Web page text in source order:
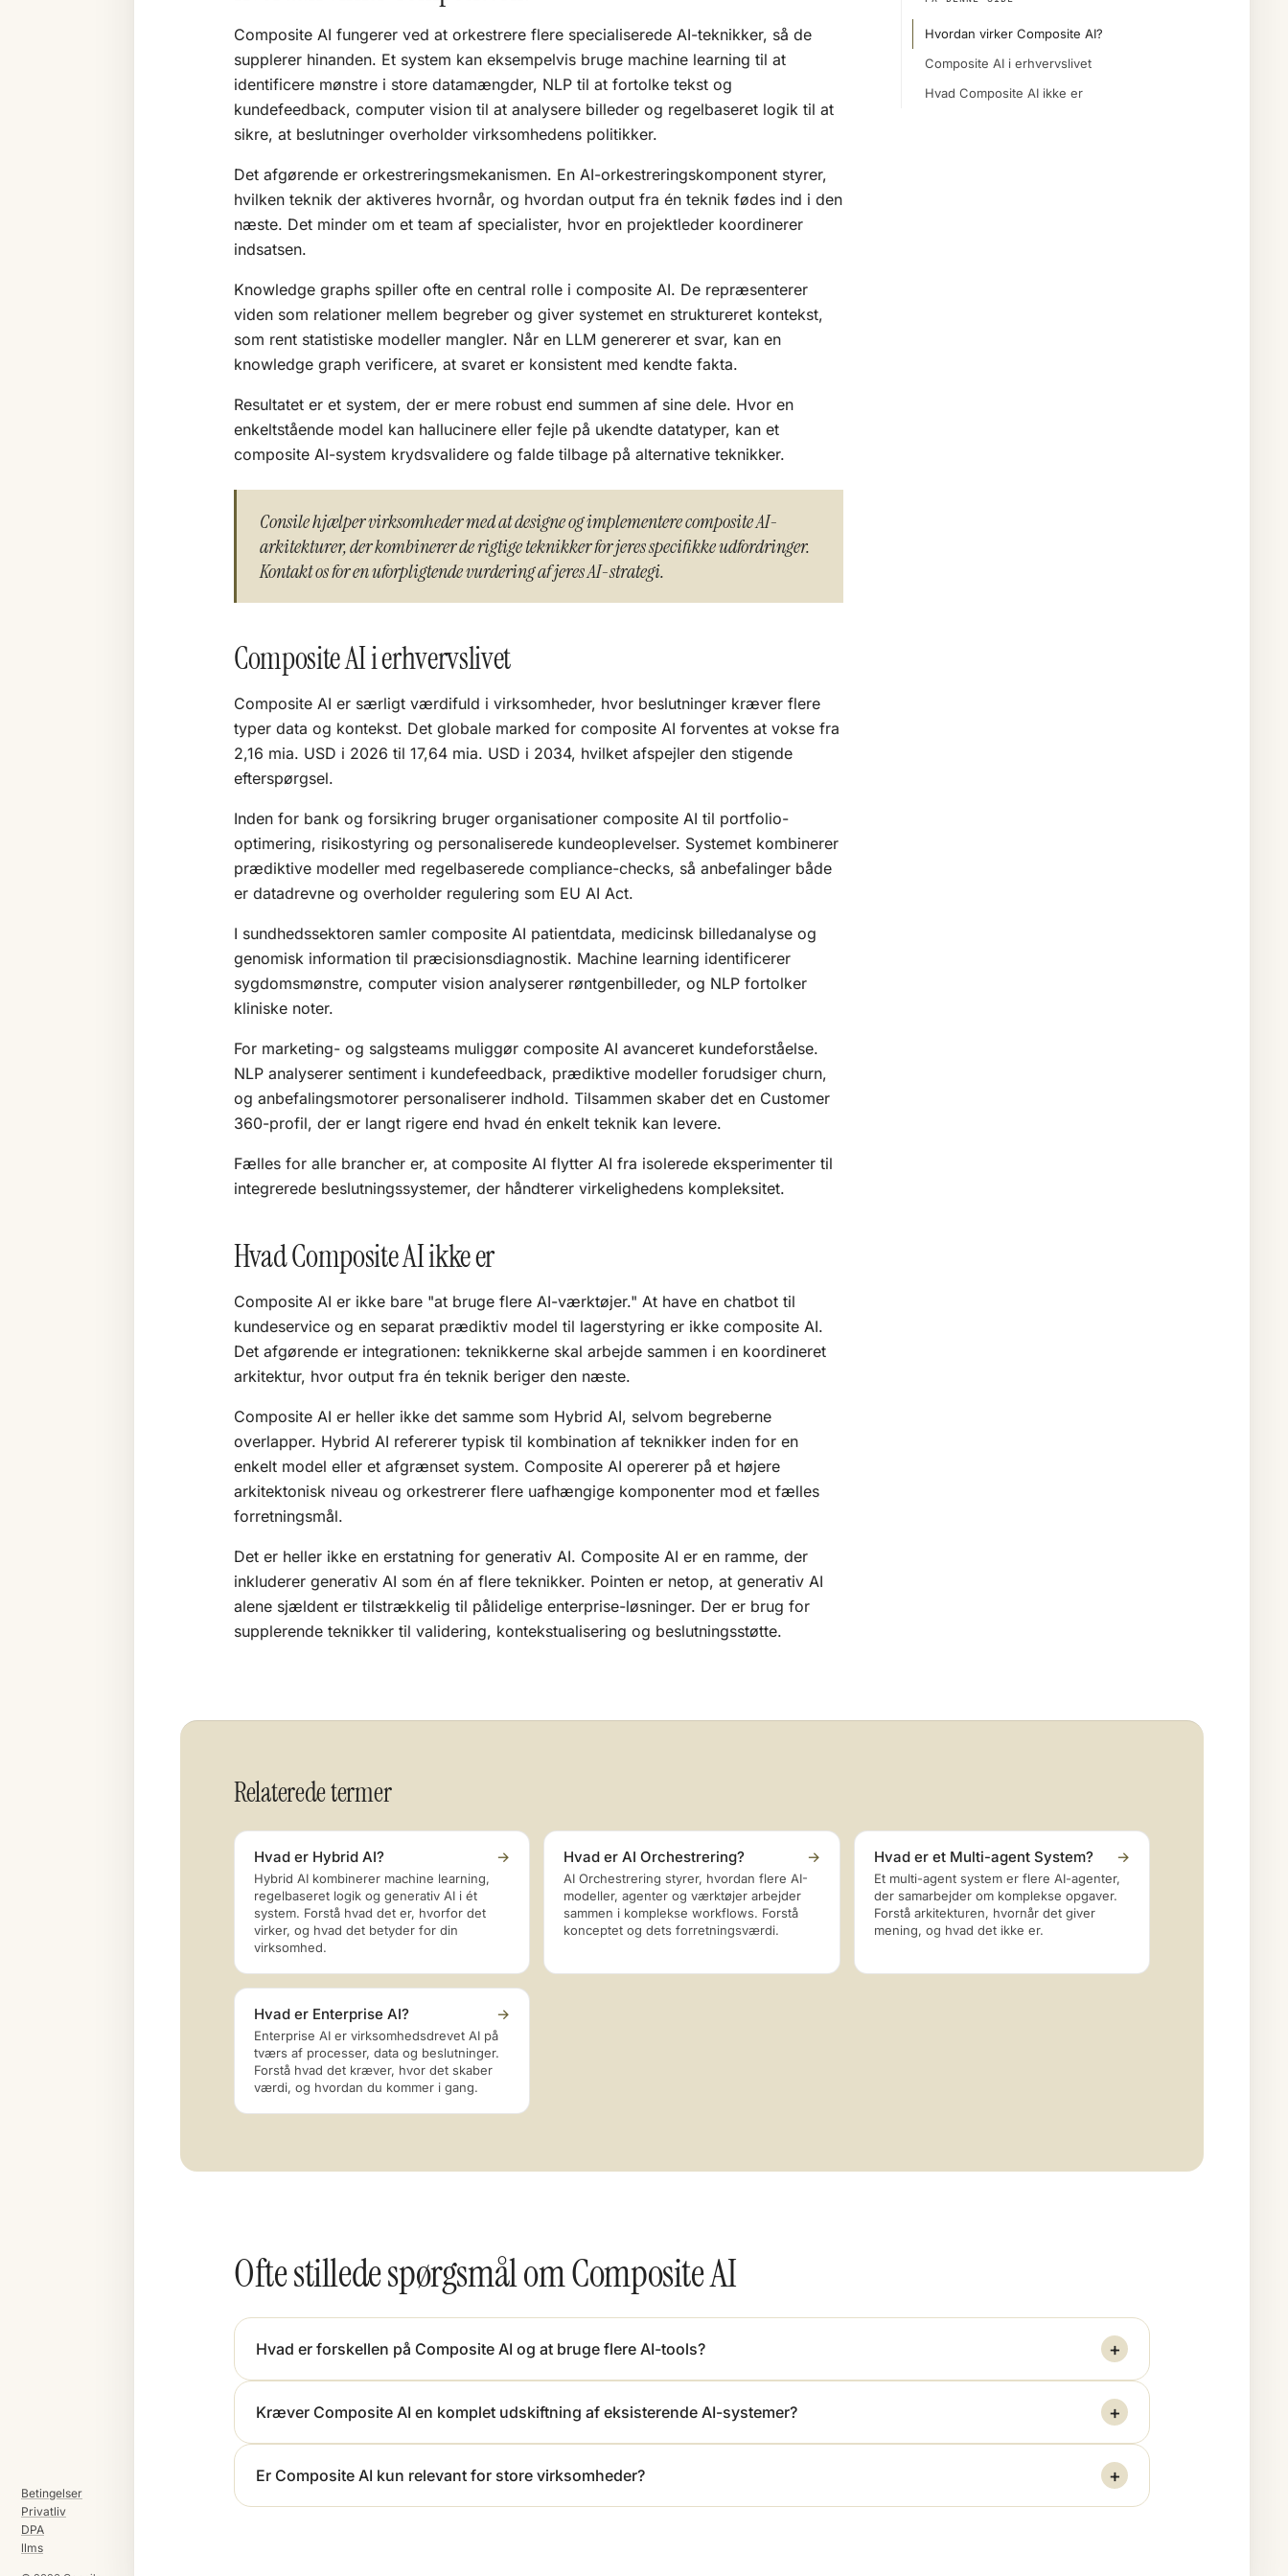
Betingelser
Privatliv
DPA
llms
Composite AI fungerer ved at orkestrere flere specialiserede AI-teknikker, så de
supplerer hinanden. Et system kan eksempelvis bruge machine learning til at
identificere mønstre i store datamængder, NLP til at fortolke tekst og
kundefeedback, computer vision til at analysere billeder og regelbaseret logik til at
sikre, at beslutninger overholder virksomhedens politikker.
Det afgørende er orkestreringsmekanismen. En AI-orkestreringskomponent styrer,
hvilken teknik der aktiveres hvornår, og hvordan output fra én teknik fødes ind i den
næste. Det minder om et team af specialister, hvor en projektleder koordinerer
indsatsen.
Knowledge graphs spiller ofte en central rolle i composite AI. De repræsenterer
viden som relationer mellem begreber og giver systemet en struktureret kontekst,
som rent statistiske modeller mangler. Når en LLM genererer et svar, kan en
knowledge graph verificere, at svaret er konsistent med kendte fakta.
Resultatet er et system, der er mere robust end summen af sine dele. Hvor en
enkeltstående model kan hallucinere eller fejle på ukendte datatyper, kan et
composite AI-system krydsvalidere og falde tilbage på alternative teknikker.
Consile hjælper virksomheder med at designe og implementere composite AI-
arkitekturer, der kombinerer de rigtige teknikker for jeres specifikke udfordringer.
Kontakt os for en uforpligtende vurdering af jeres AI-strategi.
Composite AI i erhvervslivet
Composite AI er særligt værdifuld i virksomheder, hvor beslutninger kræver flere
typer data og kontekst. Det globale marked for composite AI forventes at vokse fra
2,16 mia. USD i 2026 til 17,64 mia. USD i 2034, hvilket afspejler den stigende
efterspørgsel.
Inden for bank og forsikring bruger organisationer composite AI til portfolio-
optimering, risikostyring og personaliserede kundeoplevelser. Systemet kombinerer
prædiktive modeller med regelbaserede compliance-checks, så anbefalinger både
er datadrevne og overholder regulering som EU AI Act.
I sundhedssektoren samler composite AI patientdata, medicinsk billedanalyse og
genomisk information til præcisionsdiagnostik. Machine learning identificerer
sygdomsmønstre, computer vision analyserer røntgenbilleder, og NLP fortolker
kliniske noter.
For marketing- og salgsteams muliggør composite AI avanceret kundeforståelse.
NLP analyserer sentiment i kundefeedback, prædiktive modeller forudsiger churn,
og anbefalingsmotorer personaliserer indhold. Tilsammen skaber det en Customer
360-profil, der er langt rigere end hvad én enkelt teknik kan levere.
Fælles for alle brancher er, at composite AI flytter AI fra isolerede eksperimenter til
integrerede beslutningssystemer, der håndterer virkelighedens kompleksitet.
Hvad Composite AI ikke er
Composite AI er ikke bare "at bruge flere AI-værktøjer." At have en chatbot til
kundeservice og en separat prædiktiv model til lagerstyring er ikke composite AI.
Det afgørende er integrationen: teknikkerne skal arbejde sammen i en koordineret
arkitektur, hvor output fra én teknik beriger den næste.
Composite AI er heller ikke det samme som Hybrid AI, selvom begreberne
overlapper. Hybrid AI refererer typisk til kombination af teknikker inden for en
enkelt model eller et afgrænset system. Composite AI opererer på et højere
arkitektonisk niveau og orkestrerer flere uafhængige komponenter mod et fælles
forretningsmål.
Det er heller ikke en erstatning for generativ AI. Composite AI er en ramme, der
inkluderer generativ AI som én af flere teknikker. Pointen er netop, at generativ AI
alene sjældent er tilstrækkelig til pålidelige enterprise-løsninger. Der er brug for
supplerende teknikker til validering, kontekstualisering og beslutningsstøtte.
Hvordan virker Composite AI?
Composite AI i erhvervslivet
Hvad Composite AI ikke er
Relaterede termer
Hvad er Hybrid AI? →
Hybrid AI kombinerer machine learning,
regelbaseret logik og generativ AI i ét
system. Forstå hvad det er, hvorfor det
virker, og hvad det betyder for din
virksomhed.
Hvad er AI Orchestrering? →
AI Orchestrering styrer, hvordan flere AI-
modeller, agenter og værktøjer arbejder
sammen i komplekse workflows. Forstå
konceptet og dets forretningsværdi.
Hvad er et Multi-agent System? →
Et multi-agent system er flere AI-agenter,
der samarbejder om komplekse opgaver.
Forstå arkitekturen, hvornår det giver
mening, og hvad det ikke er.
Hvad er Enterprise AI? →
Enterprise AI er virksomhedsdrevet AI på
tværs af processer, data og beslutninger.
Forstå hvad det kræver, hvor det skaber
værdi, og hvordan du kommer i gang.
Ofte stillede spørgsmål om Composite AI
Hvad er forskellen på Composite AI og at bruge flere AI-tools? +
Kræver Composite AI en komplet udskiftning af eksisterende AI-systemer? +
Er Composite AI kun relevant for store virksomheder? +